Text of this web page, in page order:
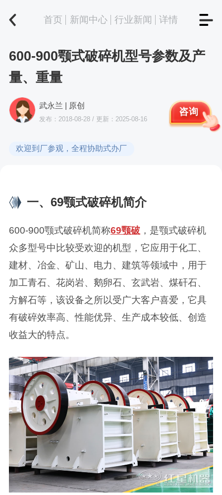
首页 新闻中心 行业新闻 详情
600-900颚式破碎机型号参数及产
量、重量
武永兰 | 原创
发布：2018-08-28 / 更新：2025-08-16
咨询
欢迎到厂参观，全程协助式办厂
一、69颚式破碎机简介
600-900颚式破碎机简称69颚破，是颚式破碎机
众多型号中比较受欢迎的机型，它应用于化工、
建材、冶金、矿山、电力、建筑等领域中，用于
加工青石、花岗岩、鹅卵石、玄武岩、煤矸石、
方解石等，该设备之所以受广大客户喜爱，它具
有破碎效率高、性能优异、生产成本较低、创造
收益大的特点。